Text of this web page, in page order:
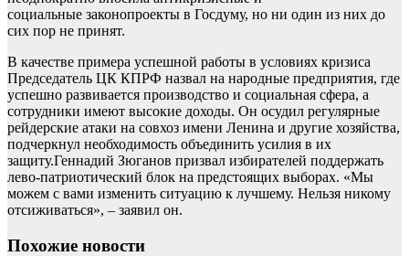
социальные законопроекты в Госдуму, но ни один из них до
сих пор не принят.
В качестве примера успешной работы в условиях кризиса
Председатель ЦК КПРФ назвал на народные предприятия, где
успешно развивается производство и социальная сфера, а
сотрудники имеют высокие доходы. Он осудил регулярные
рейдерские атаки на совхоз имени Ленина и другие хозяйства,
подчеркнул необходимость объединить усилия в их
защиту.Геннадий Зюганов призвал избирателей поддержать
лево-патриотический блок на предстоящих выборах. «Мы
можем с вами изменить ситуацию к лучшему. Нельзя никому
отсиживаться», – заявил он.
Похожие новости